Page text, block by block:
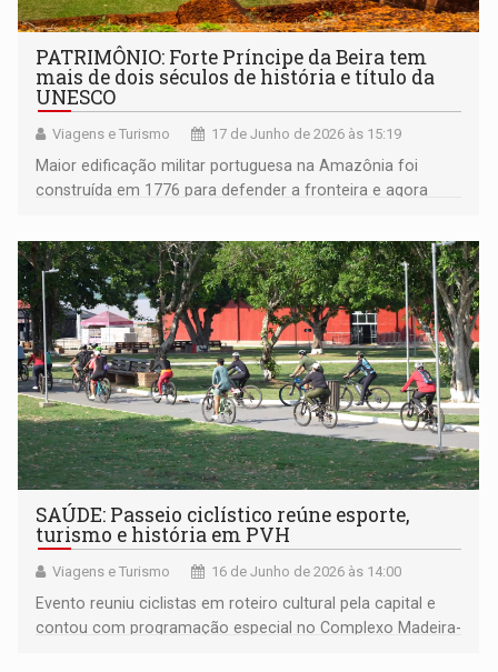
PATRIMÔNIO: Forte Príncipe da Beira tem
mais de dois séculos de história e título da
UNESCO
Viagens e Turismo 17 de Junho de 2026 às 15:19
Maior edificação militar portuguesa na Amazônia foi
construída em 1776 para defender a fronteira e agora
conflitos armados
SAÚDE: Passeio ciclístico reúne esporte,
turismo e história em PVH
Viagens e Turismo 16 de Junho de 2026 às 14:00
Evento reuniu ciclistas em roteiro cultural pela capital e
contou com programação especial no Complexo Madeira-